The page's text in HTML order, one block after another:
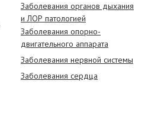
Заболевания органов дыхания
и ЛОР патологией
Заболевания опорно-
двигательного аппарата
Заболевания нервной системы
Заболевания сердца